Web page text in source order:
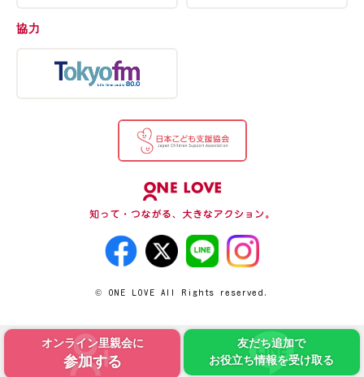
オンライン里親会に
参加する
友だち追加で
お役立ち情報を受け取る
協力
© ONE LOVE All Rights reserved.